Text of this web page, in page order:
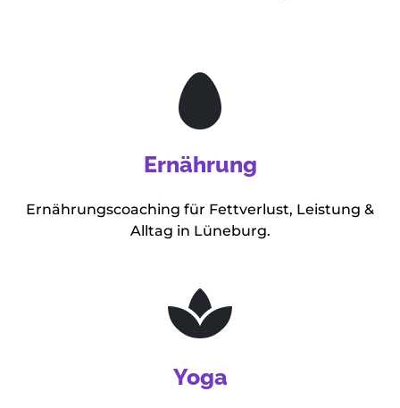
Ernährung
Ernährungscoaching für Fettverlust, Leistung &
Alltag in Lüneburg.
Yoga